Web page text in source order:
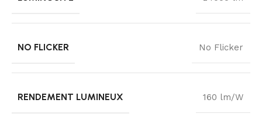
NO FLICKER No Flicker
RENDEMENT LUMINEUX 160 lm/W